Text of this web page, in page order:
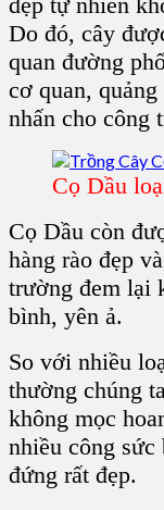
Do đó, cây
quan đường
cơ quan,
nhấn cho công
Cọ Dầu
Cọ Dầu còn
hàng rào đẹp
trường đem lại
bình, yên ả.
So với nhiều
thường chúng
không mọc
nhiều công
đứng rất đẹp.